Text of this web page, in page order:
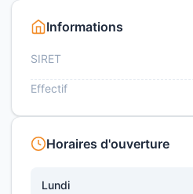
Informations
SIRET
Effectif
Horaires d'ouverture
Lundi